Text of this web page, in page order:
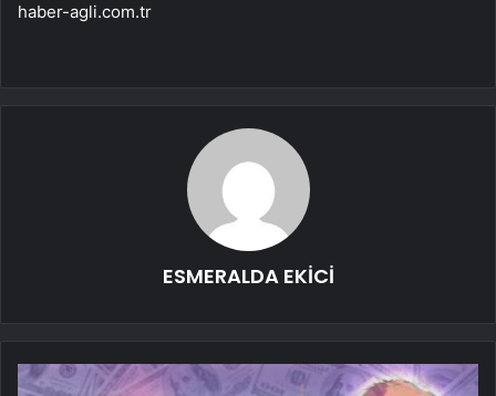
haber-agli.com.tr
ESMERALDA EKİCİ